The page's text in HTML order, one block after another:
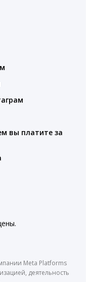
вы платите за
Meta Platforms
деятельность